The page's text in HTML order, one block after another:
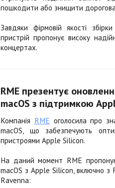
пошкодити або знищити
Завдяки фірмовій якості
пристрій пропонує високу
концертах.
RME презентує
macOS з підтримкою
Компанія RME оголосила про
macOS, що забезпечують
пристроями Apple Silicon.
На даний момент RME
macOS з Apple Silicon, включно
Ravenna: